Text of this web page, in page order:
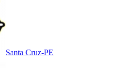
Santa Cruz-PE